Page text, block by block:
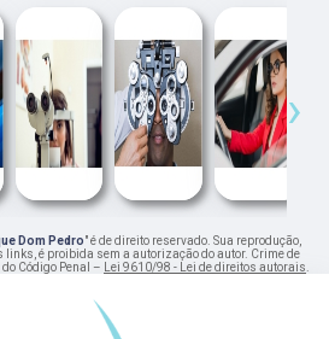
›
Dom Pedro" é de direito reservado. Sua reprodução,
é proibida sem a autorização do autor. Crime de
Código Penal –
Lei 9610/98 - Lei de direitos autorais